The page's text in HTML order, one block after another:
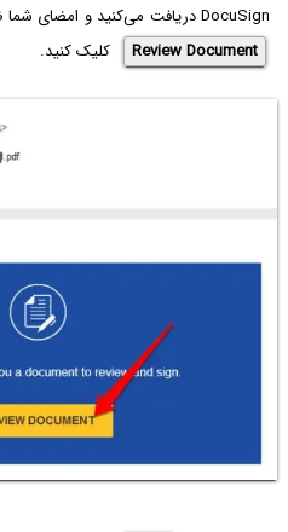
DocuSign دریافت می‌کنید و امضای شما ضروری است، ایمیل را باز کرده و روی
Review Document
کلیک کنید.